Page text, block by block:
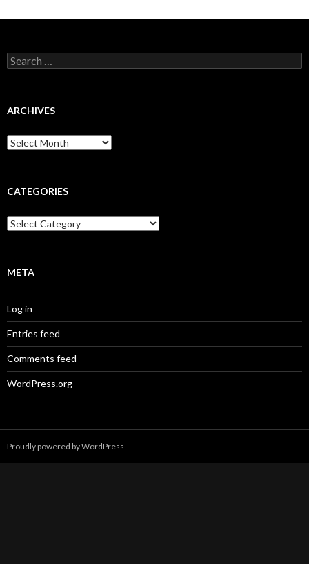
Search
for:
ARCHIVES
Archives
CATEGORIES
Categories
META
Log in
Entries feed
Comments feed
WordPress.org
Proudly powered by WordPress